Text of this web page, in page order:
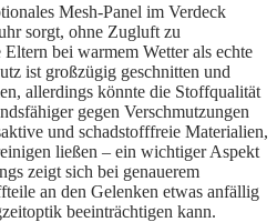
Mesh-Panel im Verdeck
sorgt, ohne Zugluft zu
bei warmem Wetter als echte
ist großzügig geschnitten und
allerdings könnte die Stoffqualität
gegen Verschmutzungen
und schadstofffreie Materialien,
ließen – ein wichtiger Aspekt
zeigt sich bei genauerem
an den Gelenken etwas anfällig
beeinträchtigen kann.